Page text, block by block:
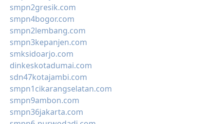
smpn2gresik.com
smpn4bogor.com
smpn2lembang.com
smpn3kepanjen.com
smksidoarjo.com
dinkeskotadumai.com
sdn47kotajambi.com
smpn1cikarangselatan.com
smpn9ambon.com
smpn36jakarta.com